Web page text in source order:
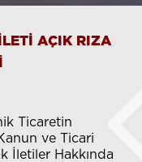
AÇIK RIZA
Ticaretin
ve Ticari
İletiler Hakkında